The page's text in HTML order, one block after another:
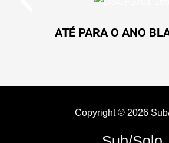
ATÉ PARA O ANO
Copyright © 2026